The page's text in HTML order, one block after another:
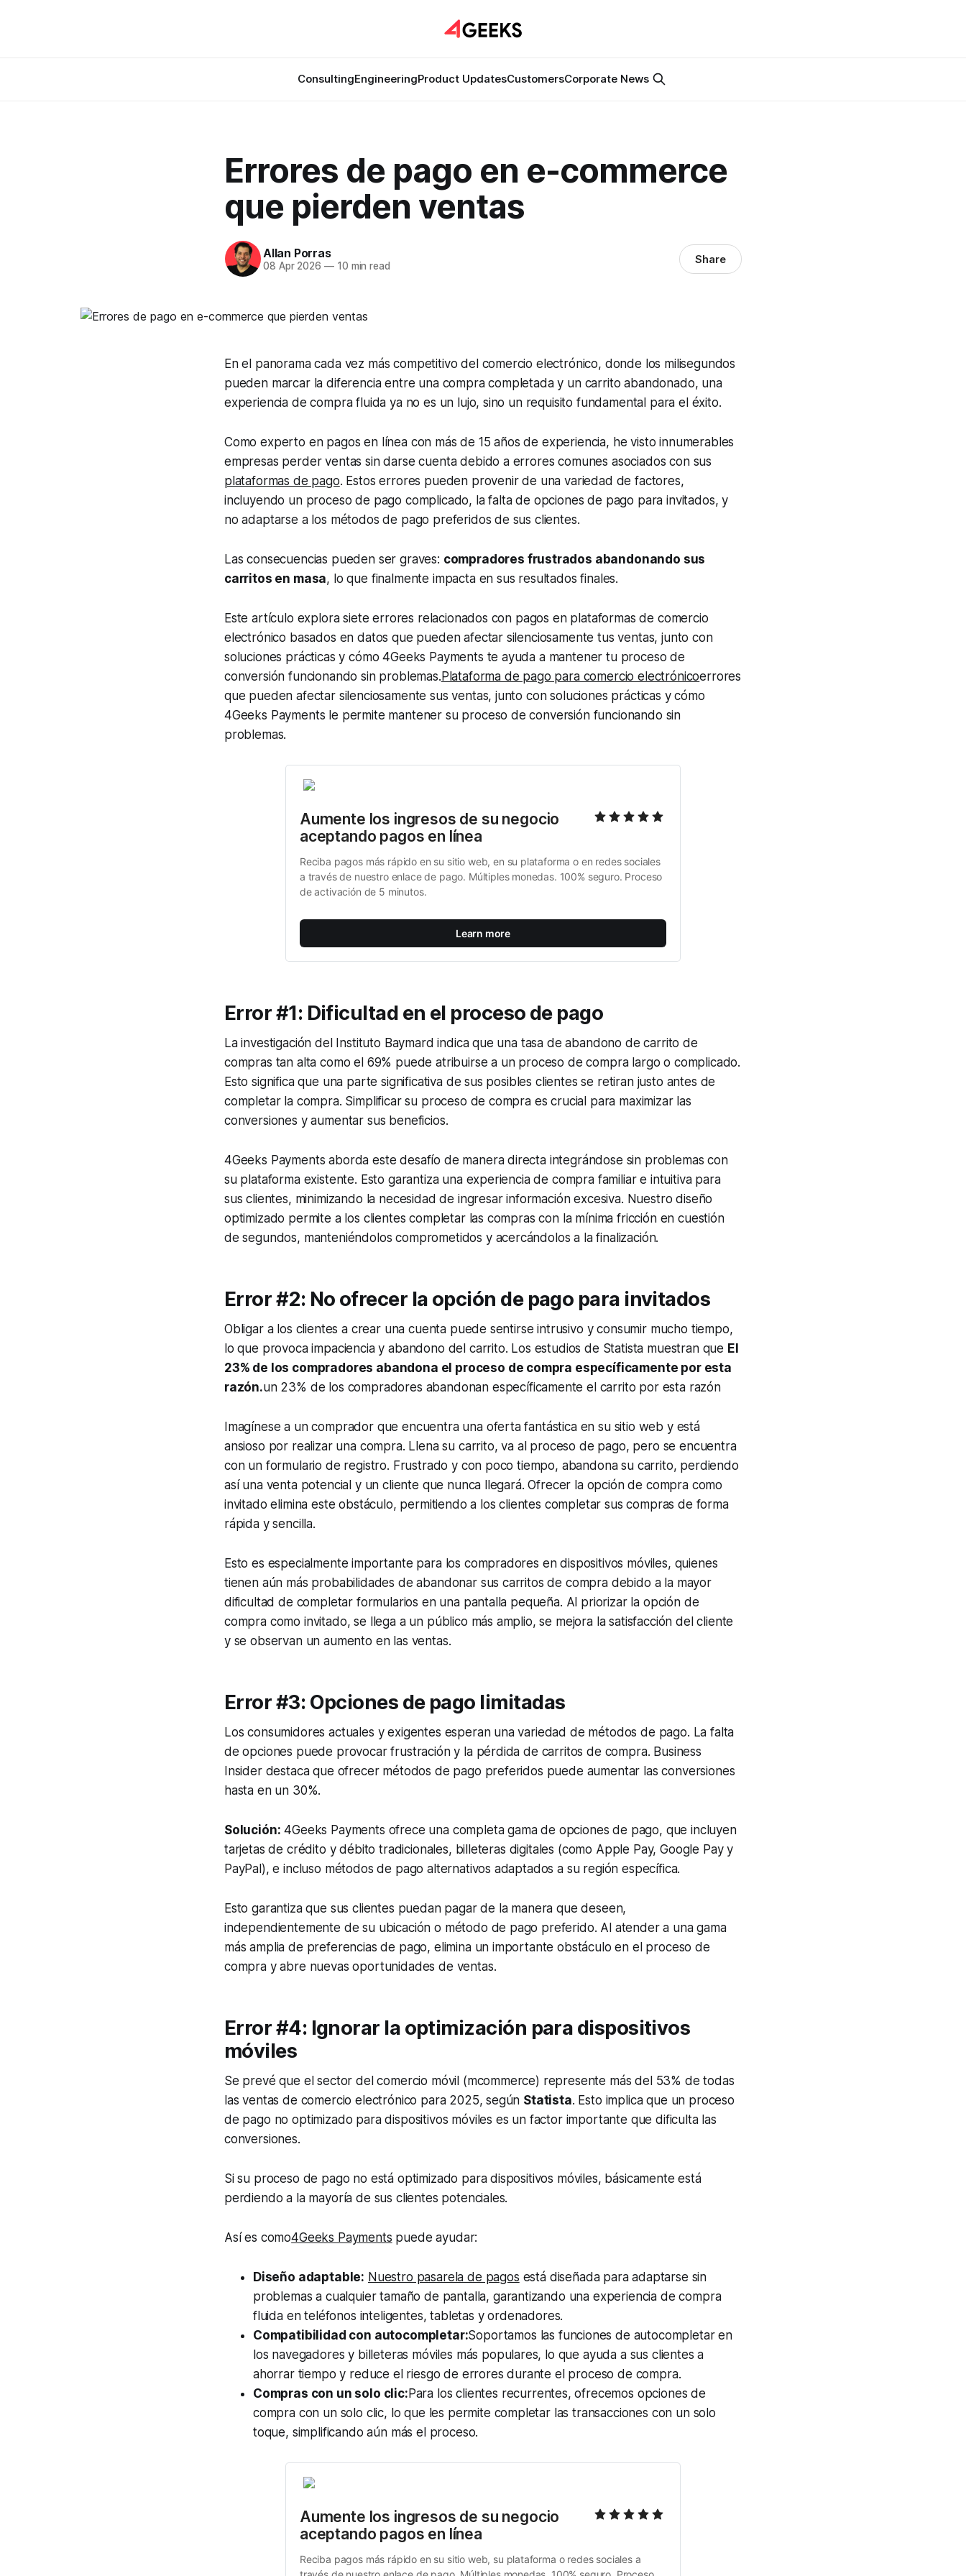
ConsultingEngineeringProduct UpdatesCustomersCorporate News
Errores de pago en e-commerce
que pierden ventas
Allan Porras
08 Apr 2026 —10 min read Share
En el panorama cada vez más competitivo del comercio electrónico, donde los milisegundos
pueden marcar la diferencia entre una compra completada y un carrito abandonado, una
experiencia de compra fluida ya no es un lujo, sino un requisito fundamental para el éxito.
Como experto en pagos en línea con más de 15 años de experiencia, he visto innumerables
empresas perder ventas sin darse cuenta debido a errores comunes asociados con sus
plataformas de pago. Estos errores pueden provenir de una variedad de factores,
incluyendo un proceso de pago complicado, la falta de opciones de pago para invitados, y
no adaptarse a los métodos de pago preferidos de sus clientes.
Las consecuencias pueden ser graves: compradores frustrados abandonando sus
carritos en masa, lo que finalmente impacta en sus resultados finales.
Este artículo explora siete errores relacionados con pagos en plataformas de comercio
electrónico basados en datos que pueden afectar silenciosamente tus ventas, junto con
soluciones prácticas y cómo 4Geeks Payments te ayuda a mantener tu proceso de
conversión funcionando sin problemas. Plataforma de pago para comercio electrónicoerrores
que pueden afectar silenciosamente sus ventas, junto con soluciones prácticas y cómo
4Geeks Payments le permite mantener su proceso de conversión funcionando sin
problemas.
Aumente los ingresos de su negocio
aceptando pagos en línea
Reciba pagos más rápido en su sitio web, en su plataforma o en redes sociales
a través de nuestro enlace de pago. Múltiples monedas. 100% seguro. Proceso
de activación de 5 minutos.
Learn more
Error #1: Dificultad en el proceso de pago
La investigación del Instituto Baymard indica que una tasa de abandono de carrito de
compras tan alta como el 69% puede atribuirse a un proceso de compra largo o complicado.
Esto significa que una parte significativa de sus posibles clientes se retiran justo antes de
completar la compra. Simplificar su proceso de compra es crucial para maximizar las
conversiones y aumentar sus beneficios.
4Geeks Payments aborda este desafío de manera directa integrándose sin problemas con
su plataforma existente. Esto garantiza una experiencia de compra familiar e intuitiva para
sus clientes, minimizando la necesidad de ingresar información excesiva. Nuestro diseño
optimizado permite a los clientes completar las compras con la mínima fricción en cuestión
de segundos, manteniéndolos comprometidos y acercándolos a la finalización.
Error #2: No ofrecer la opción de pago para invitados
Obligar a los clientes a crear una cuenta puede sentirse intrusivo y consumir mucho tiempo,
lo que provoca impaciencia y abandono del carrito. Los estudios de Statista muestran que El
23% de los compradores abandona el proceso de compra específicamente por esta
razón.un 23% de los compradores abandonan específicamente el carrito por esta razón
Imagínese a un comprador que encuentra una oferta fantástica en su sitio web y está
ansioso por realizar una compra. Llena su carrito, va al proceso de pago, pero se encuentra
con un formulario de registro. Frustrado y con poco tiempo, abandona su carrito, perdiendo
así una venta potencial y un cliente que nunca llegará. Ofrecer la opción de compra como
invitado elimina este obstáculo, permitiendo a los clientes completar sus compras de forma
rápida y sencilla.
Esto es especialmente importante para los compradores en dispositivos móviles, quienes
tienen aún más probabilidades de abandonar sus carritos de compra debido a la mayor
dificultad de completar formularios en una pantalla pequeña. Al priorizar la opción de
compra como invitado, se llega a un público más amplio, se mejora la satisfacción del cliente
y se observan un aumento en las ventas.
Error #3: Opciones de pago limitadas
Los consumidores actuales y exigentes esperan una variedad de métodos de pago. La falta
de opciones puede provocar frustración y la pérdida de carritos de compra. Business
Insider destaca que ofrecer métodos de pago preferidos puede aumentar las conversiones
hasta en un 30%.
Solución: 4Geeks Payments ofrece una completa gama de opciones de pago, que incluyen
tarjetas de crédito y débito tradicionales, billeteras digitales (como Apple Pay, Google Pay y
PayPal), e incluso métodos de pago alternativos adaptados a su región específica.
Esto garantiza que sus clientes puedan pagar de la manera que deseen,
independientemente de su ubicación o método de pago preferido. Al atender a una gama
más amplia de preferencias de pago, elimina un importante obstáculo en el proceso de
compra y abre nuevas oportunidades de ventas.
Error #4: Ignorar la optimización para dispositivos
móviles
Se prevé que el sector del comercio móvil (mcommerce) represente más del 53% de todas
las ventas de comercio electrónico para 2025, según Statista. Esto implica que un proceso
de pago no optimizado para dispositivos móviles es un factor importante que dificulta las
conversiones.
Si su proceso de pago no está optimizado para dispositivos móviles, básicamente está
perdiendo a la mayoría de sus clientes potenciales.
Así es como4Geeks Payments puede ayudar:
Diseño adaptable: Nuestro pasarela de pagos está diseñada para adaptarse sin
problemas a cualquier tamaño de pantalla, garantizando una experiencia de compra
fluida en teléfonos inteligentes, tabletas y ordenadores.
Compatibilidad con autocompletar:Soportamos las funciones de autocompletar en
los navegadores y billeteras móviles más populares, lo que ayuda a sus clientes a
ahorrar tiempo y reduce el riesgo de errores durante el proceso de compra.
Compras con un solo clic: Para los clientes recurrentes, ofrecemos opciones de
compra con un solo clic, lo que les permite completar las transacciones con un solo
toque, simplificando aún más el proceso.
Aumente los ingresos de su negocio
aceptando pagos en línea
Reciba pagos más rápido en su sitio web, su plataforma o redes sociales a